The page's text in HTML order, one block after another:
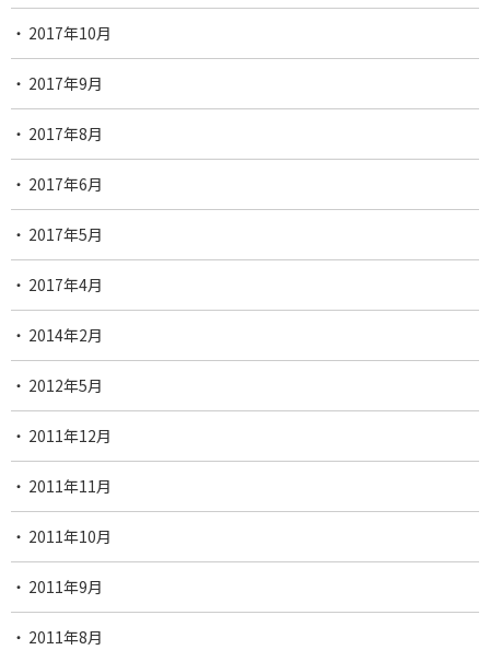
2017年10月
2017年9月
2017年8月
2017年6月
2017年5月
2017年4月
2014年2月
2012年5月
2011年12月
2011年11月
2011年10月
2011年9月
2011年8月